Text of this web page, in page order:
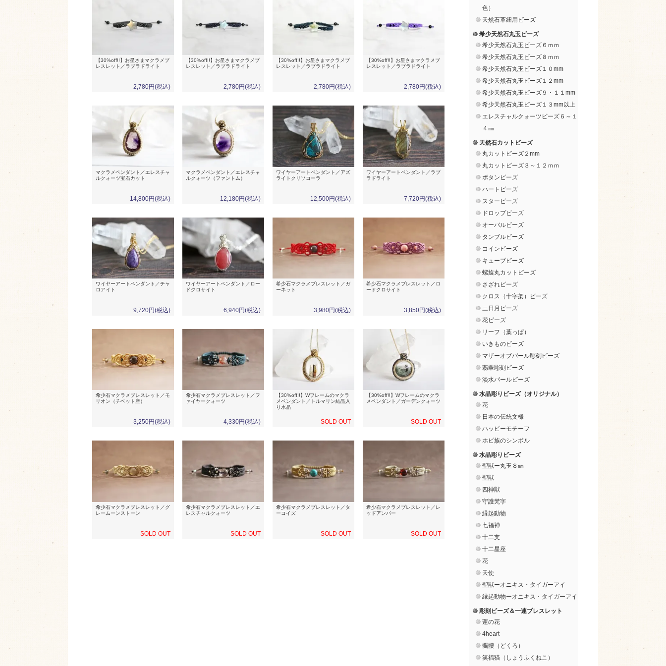
【30%off!!】お星さまマクラメブ
レスレット／ラブラドライト
2,780円(税込)
【30%off!!】お星さまマクラメブ
レスレット／ラブラドライト
2,780円(税込)
【30%off!!】お星さまマクラメブ
レスレット／ラブラドライト
2,780円(税込)
【30%off!!】お星さまマクラメブ
レスレット／ラブラドライト
2,780円(税込)
マクラメペンダント／エレスチャ
ルクォーツ宝石カット
14,800円(税込)
マクラメペンダント／エレスチャ
ルクォーツ（ファントム）
12,180円(税込)
ワイヤーアートペンダント／アズ
ライトクリソコーラ
12,500円(税込)
ワイヤーアートペンダント／ラブ
ラドライト
7,720円(税込)
ワイヤーアートペンダント／チャ
ロアイト
9,720円(税込)
ワイヤーアートペンダント／ロー
ドクロサイト
6,940円(税込)
希少石マクラメブレスレット／ガ
ーネット
3,980円(税込)
希少石マクラメブレスレット／ロ
ードクロサイト
3,850円(税込)
希少石マクラメブレスレット／モ
リオン（チベット産）
3,250円(税込)
希少石マクラメブレスレット／フ
ァイヤークォーツ
4,330円(税込)
【30%off!!】Wフレームのマクラ
メペンダント／トルマリン結晶入
り水晶
SOLD OUT
【30%off!!】Wフレームのマクラ
メペンダント／ガーデンクォーツ
SOLD OUT
希少石マクラメブレスレット／グ
レームーンストーン
SOLD OUT
希少石マクラメブレスレット／エ
レスチャルクォーツ
SOLD OUT
希少石マクラメブレスレット／タ
ーコイズ
SOLD OUT
希少石マクラメブレスレット／レ
ッドアンバー
SOLD OUT
色）
天然石革紐用ビーズ
希少天然石丸玉ビーズ
希少天然石丸玉ビーズ６ｍｍ
希少天然石丸玉ビーズ８ｍｍ
希少天然石丸玉ビーズ１０mm
希少天然石丸玉ビーズ１２mm
希少天然石丸玉ビーズ９・１１mm
希少天然石丸玉ビーズ１３mm以上
エレスチャルクォーツビーズ６～１
４㎜
天然石カットビーズ
丸カットビーズ２mm
丸カットビーズ３～１２ｍｍ
ボタンビーズ
ハートビーズ
スタービーズ
ドロップビーズ
オーバルビーズ
タンブルビーズ
コインビーズ
キューブビーズ
螺旋丸カットビーズ
さざれビーズ
クロス（十字架）ビーズ
三日月ビーズ
花ビーズ
リーフ（葉っぱ）
いきものビーズ
マザーオブパール彫刻ビーズ
翡翠彫刻ビーズ
淡水パールビーズ
水晶彫りビーズ（オリジナル）
花
日本の伝統文様
ハッピーモチーフ
ホピ族のシンボル
水晶彫りビーズ
聖獣ー丸玉８㎜
聖獣
四神獣
守護梵字
縁起動物
七福神
十二支
十二星座
花
天使
聖獣ーオニキス・タイガーアイ
縁起動物ーオニキス・タイガーアイ
彫刻ビーズ＆一連ブレスレット
蓮の花
4heart
髑髏（どくろ）
笑福猫（しょうふくねこ）